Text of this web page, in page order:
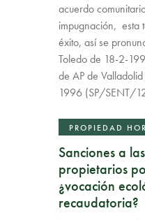
acuerdo
impugnación, esta
éxito, así se
Toledo de 18-2-
de AP de
1996 (SP/SENT/
PROPIEDAD
Sanciones a
propietarios
¿vocación
recaudatoria?